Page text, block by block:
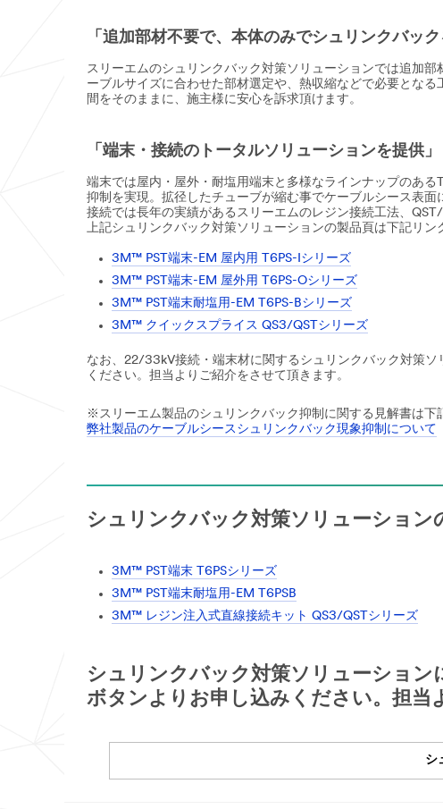
「追加部材不要で、本体のみでシュリンクバック
スリーエムのシュリンクバック対策ソリューションでは追加
ーブルサイズに合わせた部材選定や、熱収縮などで必要とな
間をそのままに、施主様に安心を訴求頂けます。
「端末・接続のトータルソリューションを提供」
端末では屋内・屋外・耐塩用端末と多様なラインナップのあ
抑制を実現。拡径したチューブが縮む事でケーブルシース表
接続では長年の実績があるスリーエムのレジン接続工法、
上記シュリンクバック対策ソリューションの製品頁は下記リン
3M™ PST端末-EM 屋内用 T6PS-Iシリーズ
3M™ PST端末-EM 屋外用 T6PS-Oシリーズ
3M™ PST端末耐塩用-EM T6PS-Bシリーズ
3M™ クイックスプライス QS3/QSTシリーズ
なお、22/33kV接続・端末材に関するシュリンクバック対策
ください。担当よりご紹介をさせて頂きます。
※スリーエム製品のシュリンクバック抑制に関する見解書は下
弊社製品のケーブルシースシュリンクバック現象抑制について
シュリンクバック対策ソリューショ
3M™ PST端末 T6PSシリーズ
3M™ PST端末耐塩用-EM T6PSB
3M™ レジン注入式直線接続キット QS3/QSTシリーズ
シュリンクバック対策ソリューショ
ボタンよりお申し込みください。担当
シ